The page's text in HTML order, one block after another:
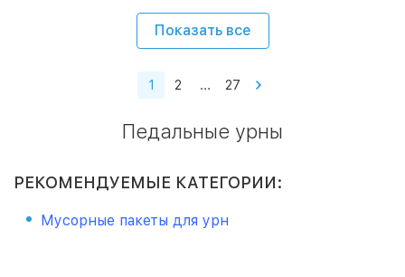
Показать все
1 2 ... 27
Педальные урны
РЕКОМЕНДУЕМЫЕ КАТЕГОРИИ:
Мусорные пакеты для урн